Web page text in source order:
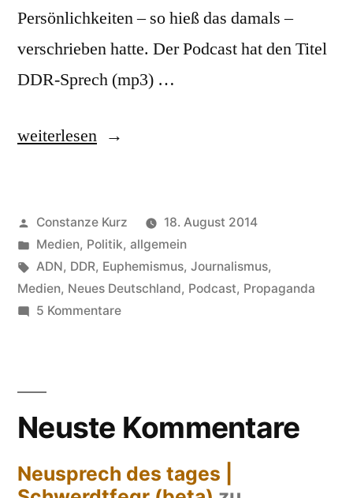
Persönlichkeiten – so hieß das damals –
verschrieben hatte. Der Podcast hat den Titel
DDR-Sprech (mp3) …
„Staatsbürgerkunde“
weiterlesen
Veröffentlicht
von
Constanze Kurz
18. August 2014
Veröffentlicht
in
Medien, Politik, allgemein
Schlagwörter:
ADN, DDR, Euphemismus, Journalismus,
Medien, Neues Deutschland, Podcast, Propaganda
5 Kommentarezu
Neuste Kommentare
Neusprech des tages |